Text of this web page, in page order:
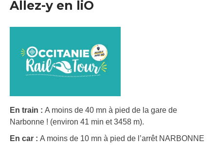
Allez-y en liO
En train : A moins de 40 mn à pied de la gare de
Narbonne ! (environ 41 min et 3458 m).
En car : A moins de 10 mn à pied de l’arrêt NARBONNE